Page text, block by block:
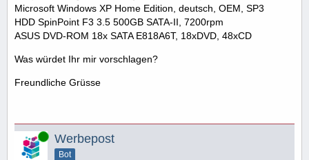
Microsoft Windows XP Home Edition, deutsch, OEM, SP3
HDD SpinPoint F3 3.5 500GB SATA-II, 7200rpm
ASUS DVD-ROM 18x SATA E818A6T, 18xDVD, 48xCD
Was würdet Ihr mir vorschlagen?
Freundliche Grüsse
Online Werbepost
Bot